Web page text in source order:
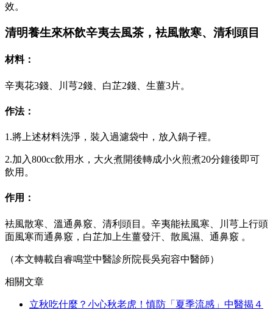
效。
清明養生來杯飲辛夷去風茶， 袪風散寒、清利頭目
材料：
辛夷花3錢、川芎2錢、白芷2錢、生薑3片。
作法：
1.將上述材料洗淨，裝入過濾袋中，放入鍋子裡。
2.加入800cc飲用水，大火煮開後轉成小火煎煮20分鐘後即可
飲用。
作用：
袪風散寒、溫通鼻竅、清利頭目。 辛夷能袪風寒、川芎上行頭
面風寒而通鼻竅，白芷加上生薑發汗、散風濕、通鼻竅 。
（本文轉載自睿鳴堂中醫診所院長吳宛容中醫師）
相關文章
立秋吃什麼？小心秋老虎！慎防「夏季流感」中醫揭４